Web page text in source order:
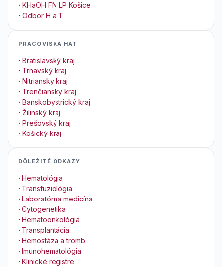
· KHaOH FN LP Košice
· Odbor H a T
PRACOVISKÁ HAT
· Bratislavský kraj
· Trnavský kraj
· Nitriansky kraj
· Trenčiansky kraj
· Banskobystrický kraj
· Žilinský kraj
· Prešovský kraj
· Košický kraj
DÔLEŽITÉ ODKAZY
· Hematológia
· Transfuziológia
· Laboratórna medicína
· Cytogenetika
· Hematoonkológia
· Transplantácia
· Hemostáza a tromb.
· Imunohematológia
· Klinické registre